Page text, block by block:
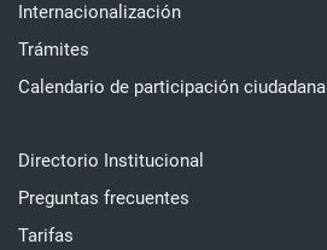
Internacionalización
Trámites
Calendario de participación ciudadana
Directorio Institucional
Preguntas frecuentes
Tarifas